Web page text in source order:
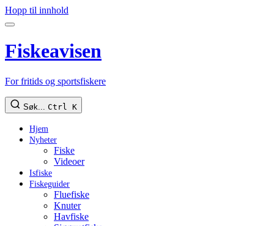
Hopp til innhold
Fiskeavisen
For fritids og sportsfiskere
Søk... Ctrl K
Hjem
Nyheter
Fiske
Videoer
Isfiske
Fiskeguider
Fluefiske
Knuter
Havfiske